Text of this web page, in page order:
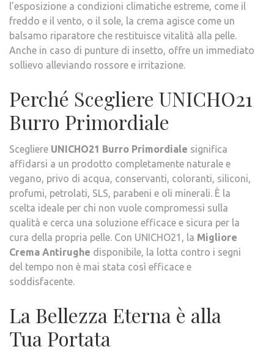
l’esposizione a condizioni climatiche estreme, come il
freddo e il vento, o il sole, la crema agisce come un
balsamo riparatore che restituisce vitalità alla pelle.
Anche in caso di punture di insetto, offre un immediato
sollievo alleviando rossore e irritazione.
Perché Scegliere UNICHO21
Burro Primordiale
Scegliere UNICHO21 Burro Primordiale significa
affidarsi a un prodotto completamente naturale e
vegano, privo di acqua, conservanti, coloranti, siliconi,
profumi, petrolati, SLS, parabeni e oli minerali. È la
scelta ideale per chi non vuole compromessi sulla
qualità e cerca una soluzione efficace e sicura per la
cura della propria pelle. Con UNICHO21, la Migliore
Crema Antirughe disponibile, la lotta contro i segni
del tempo non è mai stata così efficace e
soddisfacente.
La Bellezza Eterna è alla
Tua Portata